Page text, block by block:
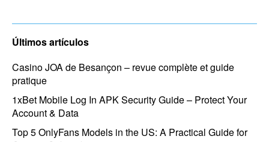
Últimos artículos
Casino JOA de Besançon – revue complète et guide
pratique
1xBet Mobile Log In APK Security Guide – Protect Your
Account & Data
Top 5 OnlyFans Models in the US: A Practical Guide for